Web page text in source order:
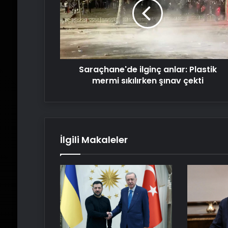
Plastik
mermi
sıkılırken
şınav
çekti
Saraçhane'de ilginç anlar: Plastik
mermi sıkılırken şınav çekti
İlgili Makaleler